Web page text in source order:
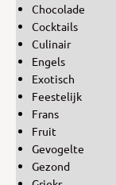
Chocolade
Cocktails
Culinair
Engels
Exotisch
Feestelijk
Frans
Fruit
Gevogelte
Gezond